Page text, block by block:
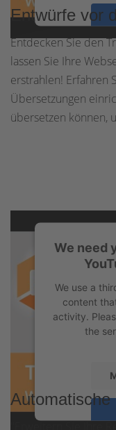
Entwürfe vor
Entdecken Sie den
lassen Sie Ihre
erstrahlen! Erfahren
Übersetzungen
übersetzen können,
We need
We use a
content
activity.
the
Automatische